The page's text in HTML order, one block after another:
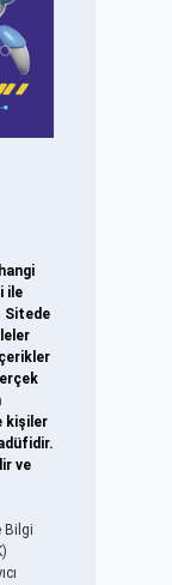
ile
Sitede
kişiler
ve
Bilgi